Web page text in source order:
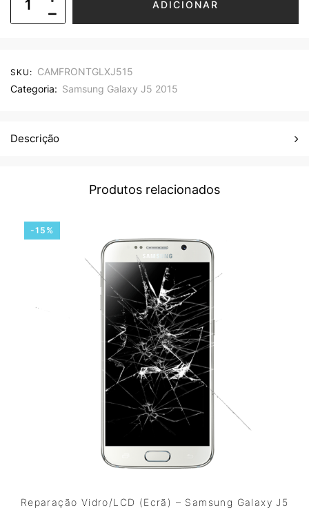
ADICIONAR
SKU: CAMFRONTGLXJ515
Categoria: Samsung Galaxy J5 2015
Descrição
Produtos relacionados
-15%
Reparação Vidro/LCD (Ecrã) – Samsung Galaxy J5